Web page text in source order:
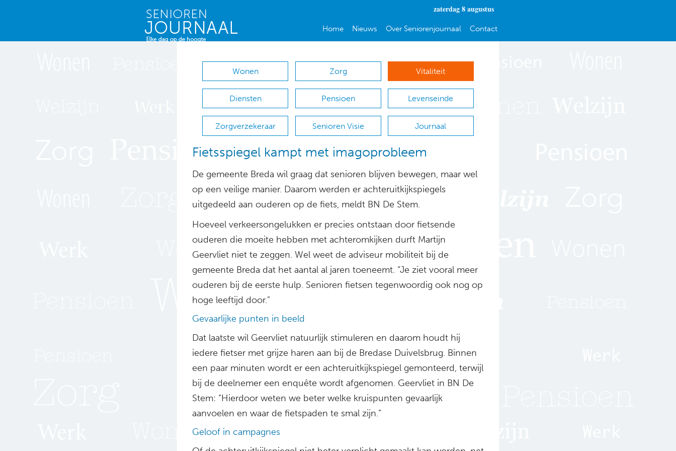
zaterdag 8 augustus
Home Nieuws Over Seniorenjournaal Contact
Wonen Zorg Vitaliteit
Diensten Pensioen Levenseinde
Zorgverzekeraar Senioren Visie Journaal
Fietsspiegel kampt met imagoprobleem
De gemeente Breda wil graag dat senioren blijven bewegen, maar wel
op een veilige manier. Daarom werden er achteruitkijkspiegels
uitgedeeld aan ouderen op de fiets, meldt BN De Stem.
Hoeveel verkeersongelukken er precies ontstaan door fietsende
ouderen die moeite hebben met achteromkijken durft Martijn
Geervliet niet te zeggen. Wel weet de adviseur mobiliteit bij de
gemeente Breda dat het aantal al jaren toeneemt. “Je ziet vooral meer
ouderen bij de eerste hulp. Senioren fietsen tegenwoordig ook nog op
hoge leeftijd door.”
Gevaarlijke punten in beeld
Dat laatste wil Geervliet natuurlijk stimuleren en daarom houdt hij
iedere fietser met grijze haren aan bij de Bredase Duivelsbrug. Binnen
een paar minuten wordt er een achteruitkijkspiegel gemonteerd, terwijl
bij de deelnemer een enquête wordt afgenomen. Geervliet in BN De
Stem: “Hierdoor weten we beter welke kruispunten gevaarlijk
aanvoelen en waar de fietspaden te smal zijn.”
Geloof in campagnes